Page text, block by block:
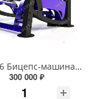
УТСВ-006 Бицепс-машина с регулируемой нагрузкой
300 000 ₽